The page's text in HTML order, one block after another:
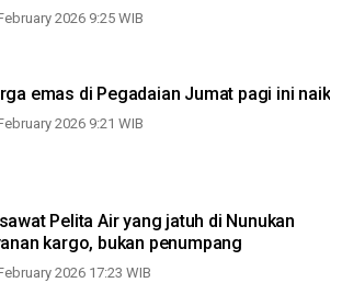
2026 9:25 WIB
emas di Pegadaian Jumat pagi ini naik
2026 9:21 WIB
Pelita Air yang jatuh di Nunukan
kargo, bukan penumpang
2026 17:23 WIB